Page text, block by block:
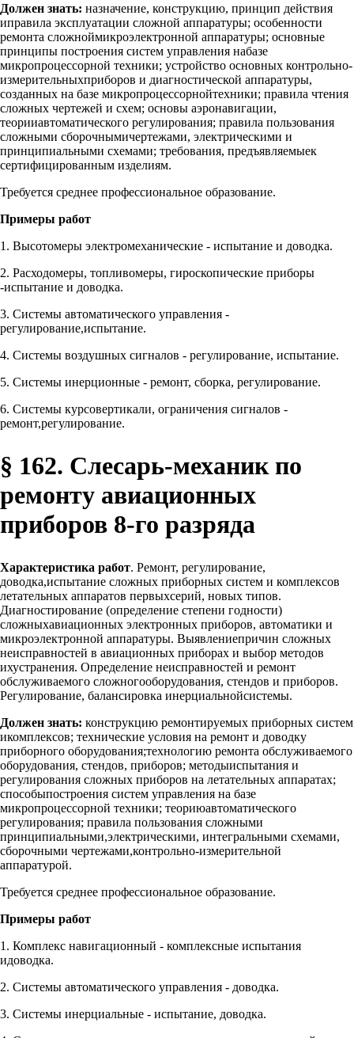
Должен знать: назначение, конструкцию, принцип действия
иправила эксплуатации сложной аппаратуры; особенности
ремонта сложноймикроэлектронной аппаратуры; основные
принципы построения систем управления набазе
микропроцессорной техники; устройство основных контрольно-
измерительныхприборов и диагностической аппаратуры,
созданных на базе микропроцессорнойтехники; правила чтения
сложных чертежей и схем; основы аэронавигации,
теорииавтоматического регулирования; правила пользования
сложными сборочнымичертежами, электрическими и
принципиальными схемами; требования, предъявляемыек
сертифицированным изделиям.
Требуется среднее профессиональное образование.
Примеры работ
1. Высотомеры электромеханические - испытание и доводка.
2. Расходомеры, топливомеры, гироскопические приборы
-испытание и доводка.
3. Системы автоматического управления -
регулирование,испытание.
4. Системы воздушных сигналов - регулирование, испытание.
5. Системы инерционные - ремонт, сборка, регулирование.
6. Системы курсовертикали, ограничения сигналов -
ремонт,регулирование.
§ 162. Слесарь-механик по
ремонту авиационных
приборов 8-го разряда
Характеристика работ. Ремонт, регулирование,
доводка,испытание сложных приборных систем и комплексов
летательных аппаратов первыхсерий, новых типов.
Диагностирование (определение степени годности)
сложныхавиационных электронных приборов, автоматики и
микроэлектронной аппаратуры. Выявлениепричин сложных
неисправностей в авиационных приборах и выбор методов
ихустранения. Определение неисправностей и ремонт
обслуживаемого сложногооборудования, стендов и приборов.
Регулирование, балансировка инерциальнойсистемы.
Должен знать: конструкцию ремонтируемых приборных систем
икомплексов; технические условия на ремонт и доводку
приборного оборудования;технологию ремонта обслуживаемого
оборудования, стендов, приборов; методыиспытания и
регулирования сложных приборов на летательных аппаратах;
способыпостроения систем управления на базе
микропроцессорной техники; теориюавтоматического
регулирования; правила пользования сложными
принципиальными,электрическими, интегральными схемами,
сборочными чертежами,контрольно-измерительной
аппаратурой.
Требуется среднее профессиональное образование.
Примеры работ
1. Комплекс навигационный - комплексные испытания
идоводка.
2. Системы автоматического управления - доводка.
3. Системы инерциальные - испытание, доводка.